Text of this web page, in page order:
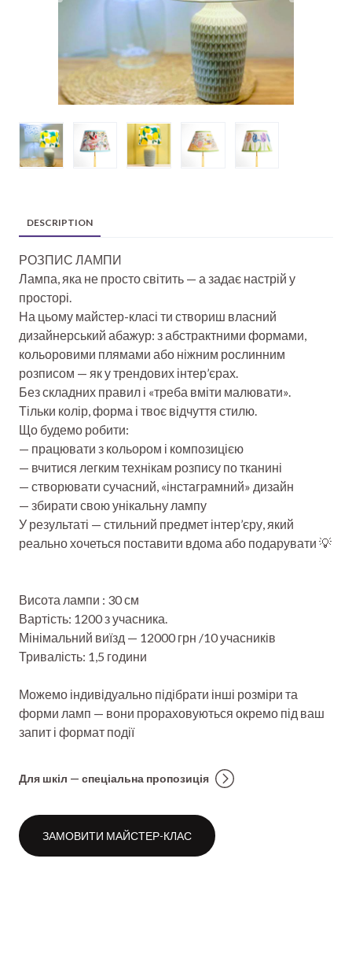
DESCRIPTION
РОЗПИС ЛАМПИ
Лампа, яка не просто світить — а задає настрій у
просторі.
На цьому майстер-класі ти створиш власний
дизайнерський абажур: з абстрактними формами,
кольоровими плямами або ніжним рослинним
розписом — як у трендових інтер’єрах.
Без складних правил і «треба вміти малювати».
Тільки колір, форма і твоє відчуття стилю.
Що будемо робити:
— працювати з кольором і композицією
— вчитися легким технікам розпису по тканині
— створювати сучасний, «інстаграмний» дизайн
— збирати свою унікальну лампу
У результаті — стильний предмет інтер’єру, який
реально хочеться поставити вдома або подарувати 💡
Висота лампи : 30 см
Вартість: 1200 з учасника.
Мінімальний виїзд — 12000 грн /10 учасників
Тривалість: 1,5 години
Можемо індивідуально підібрати інші розміри та
форми ламп — вони прораховуються окремо під ваш
запит і формат події
Для шкіл — спеціальна пропозиція
ЗАМОВИТИ МАЙСТЕР-КЛАС